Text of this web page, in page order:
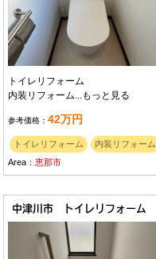
トイレリフォーム
内装リフォーム...
もっと見る
参考価格：42万円
トイレリフォーム
内装リフォーム
Area：恵那市
中津川市 トイレリフォーム